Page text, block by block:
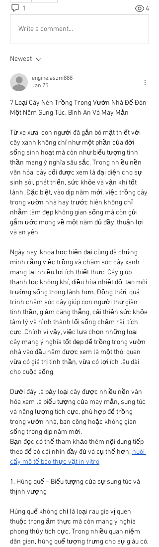
1 4
Write a comment...
Newest
engine.aszm888
Jan 25
7 Loại Cây Nên Trồng Trong Vườn Nhà Để Đón
Một Năm Sung Túc, Bình An Và May Mắn
Từ xa xưa, con người đã gắn bó mật thiết với
cây xanh không chỉ như một phần của đời
sống sinh hoạt mà còn như biểu tượng tinh
thần mang ý nghĩa sâu sắc. Trong nhiều nền
văn hóa, cây cối được xem là đại diện cho sự
sinh sôi, phát triển, sức khỏe và vận khí tốt
lành. Đặc biệt, vào dịp năm mới, việc trồng cây
trong vườn nhà hay trước hiên không chỉ
nhằm làm đẹp không gian sống mà còn gửi
gắm ước mong về một năm đủ đầy, thuận lợi
và an yên.
Ngày nay, khoa học hiện đại cũng đã chứng
minh rằng việc trồng và chăm sóc cây xanh
mang lại nhiều lợi ích thiết thực. Cây giúp
thanh lọc không khí, điều hòa nhiệt độ, tạo môi
trường sống trong lành hơn. Đồng thời, quá
trình chăm sóc cây giúp con người thư giãn
tinh thần, giảm căng thẳng, cải thiện sức khỏe
tâm lý và hình thành lối sống chậm rãi, tích
cực. Chính vì vậy, việc lựa chọn những loại
cây mang ý nghĩa tốt đẹp để trồng trong vườn
nhà vào đầu năm được xem là một thói quen
vừa có giá trị tinh thần, vừa có lợi ích lâu dài
cho cuộc sống.
Dưới đây là bảy loại cây được nhiều nền văn
hóa xem là biểu tượng của may mắn, sung túc
và năng lượng tích cực, phù hợp để trồng
trong vườn nhà, ban công hoặc không gian
sống trong dịp năm mới.
Bạn đọc có thể tham khảo thêm nội dung tiếp
theo để có cái nhìn đầy đủ và cụ thể hơn: nuôi
cấy mô tế bào thực vật in vitro
1. Húng quế – Biểu tượng của sự sung túc và
thịnh vượng
Húng quế không chỉ là loại rau gia vị quen
thuộc trong ẩm thực mà còn mang ý nghĩa
phong thủy tích cực. Trong nhiều quan niệm
dân gian, húng quế tượng trưng cho sự giàu có,